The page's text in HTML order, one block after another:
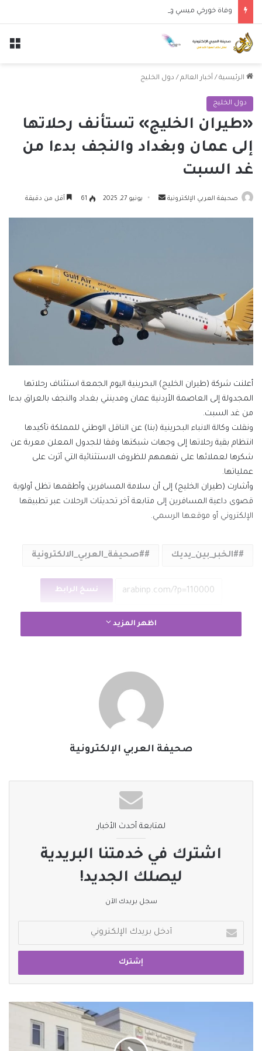
وفاة خورخي ميسي والد النجم الأرجنتيني ليونيل ميسي عن عمر 68 عاماً
الرئيسية / أخبار العالم / دول الخليج
دول الخليج
«طيران الخليج» تستأنف رحلاتها
إلى عمان وبغداد والنجف بدءا من
غد السبت
صحيفة العربي الإلكترونية
أرسل يونيو 27, 2025 61 أقل من دقيقة
أعلنت شركة (طيران الخليج) البحرينية اليوم الجمعة استئناف رحلاتها
المجدولة إلى العاصمة الأردنية عمان ومدينتي بغداد والنجف بالعراق بدءا
من غد السبت.
ونقلت وكالة الانباء البحرينية (بنا) عن الناقل الوطني للمملكة تأكيدها
انتظام بقية رحلاتها إلى وجهات شبكتها وفقا للجدول المعلن معربة عن
شكرها لعملائها على تفهمهم للظروف الاستثنائية التي أثرت على
عملياتها.
وأشارت (طيران الخليج) إلى أن سلامة المسافرين وأطقمها تظل أولوية
قصوى داعية المسافرين إلى متابعة آخر تحديثات الرحلات عبر تطبيقها
الإلكتروني أو موقعها الرسمي.
#الخبر_بين_يديك #صحيفة_العربي_الالكترونية
نسخ الرابط
اظهر المزيد
صحيفة العربي الإلكترونية
لمتابعة أحدث الأخبار
اشترك في خدمتنا البريدية
ليصلك الجديد!
سجل بريدك الآن
بريدك
الإلكتروني